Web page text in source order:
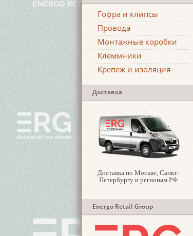
Гофра и клипсы
Провода
Монтажные коробки
Клеммники
Крепеж и изоляция
Доставка
Доставка по Москве, Санкт-
Петербургу и регионам РФ
Energo Retail Group